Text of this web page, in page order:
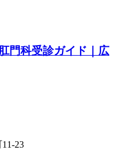
門科受診ガイド｜広
23